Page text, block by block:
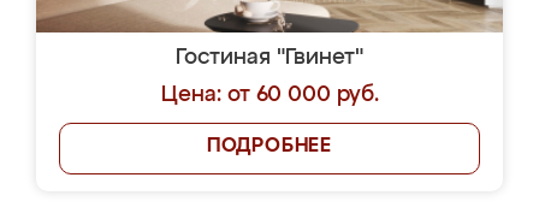
Гостиная "Гвинет"
Цена: от 60 000 руб.
ПОДРОБНЕЕ